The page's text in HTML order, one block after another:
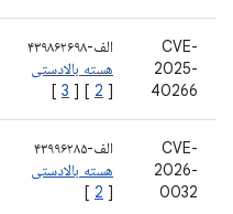
CVE-
2025-
40266
الف-۴۳۹۸۶۲۶۹۸
هسته بالادستی
[
2
] [
3
]
CVE-
2026-
0032
الف-۴۳۹۹۶۲۸۵
هسته بالادستی
[
2
]